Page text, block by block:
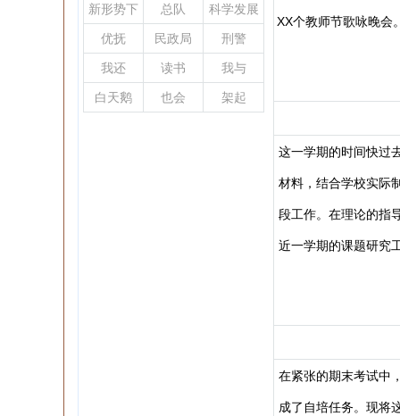
新形势下 总队
科学发展
观
优抚
民政局 刑警
我还 读书 我与
白天鹅 也会 架起
XX个教师节歌咏晚会
这一学期的时间快过
材料，结合学校实际
段工作。在理论的指
近一学期的课题研究
在紧张的期末考试中
成了自培任务。现将